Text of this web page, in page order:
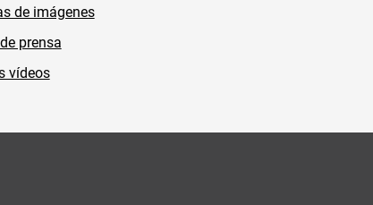
de imágenes
prensa
vídeos